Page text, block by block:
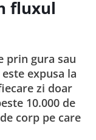
fluxul
prin gura sau
expusa la
zi doar
10.000 de
corp pe care